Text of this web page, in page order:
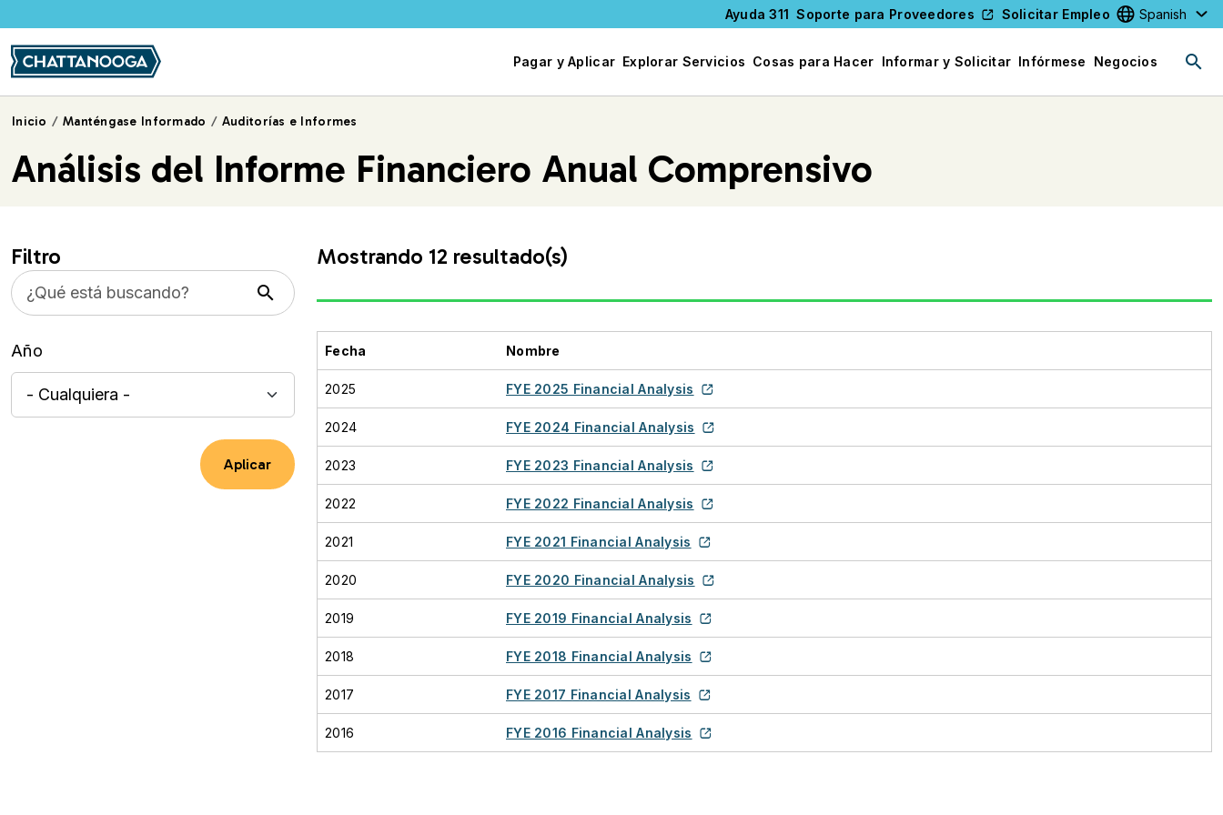
Ayuda 311 Soporte para Proveedores Solicitar Empleo
Select your
Pagar y Aplicar Explorar Servicios Cosas para Hacer Informar y Solicitar Infórmese Negocios
Inicio Manténgase Informado Auditorías e Informes
Análisis del Informe Financiero Anual Comprensivo
Filtro
Año
Mostrando 12 resultado(s)
Fecha Nombre
2025 FYE 2025 Financial Analysis
2024 FYE 2024 Financial Analysis
2023 FYE 2023 Financial Analysis
2022 FYE 2022 Financial Analysis
2021 FYE 2021 Financial Analysis
2020 FYE 2020 Financial Analysis
2019 FYE 2019 Financial Analysis
2018 FYE 2018 Financial Analysis
2017 FYE 2017 Financial Analysis
2016 FYE 2016 Financial Analysis